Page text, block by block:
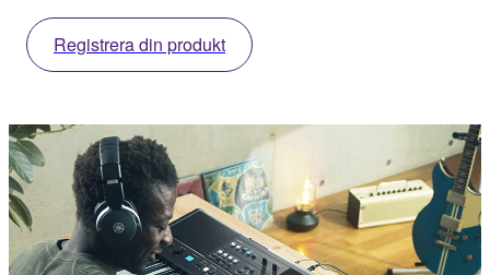
Registrera din produkt